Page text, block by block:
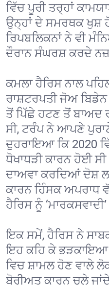
ਵਿੱਚ ਪੂਰੀ ਤਰ੍ਹਾਂ
ਉਨ੍ਹਾਂ ਦੇ ਸਮਰਥਕ ਖੁਸ਼
ਰਿਪਬਲਿਕਨਾਂ ਨੇ ਵੀ
ਦੌਰਾਨ ਸੰਘਰਸ਼ ਕਰਦੇ
ਕਮਲਾ ਹੈਰਿਸ ਨਾਲ
ਰਾਸ਼ਟਰਪਤੀ ਜੋਅ
ਤੋਂ ਪਿੱਛੇ ਹਟਣ ਤੋਂ ਬਾਅਦ
ਸੀ, ਟਰੰਪ ਨੇ ਆਪਣੇ
ਦੁਹਰਾਇਆ ਕਿ 2020
ਧੋਖਾਧੜੀ ਕਾਰਨ ਹੋਈ
ਦਾਅਵਾ ਕਰਦਿਆਂ ਦੋਸ਼
ਕਾਰਨ ਹਿੰਸਕ ਅਪਰਾਧ
ਹੈਰਿਸ ਨੂੰ ‘ਮਾਰਕਸਵਾਦੀ’
ਇਕ ਸਮੇਂ, ਹੈਰਿਸ ਨੇ
ਇਹ ਕਹਿ ਕੇ
ਵਿਚ ਸ਼ਾਮਲ ਹੋਣ ਵਾਲੇ
ਬੋਰੀਅਤ ਕਾਰਨ ਚਲੇ